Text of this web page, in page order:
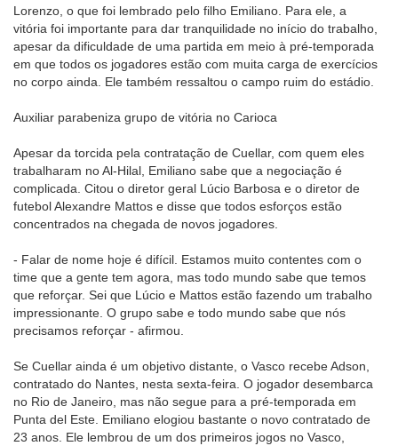
Lorenzo, o que foi lembrado pelo filho Emiliano. Para ele, a
vitória foi importante para dar tranquilidade no início do trabalho,
apesar da dificuldade de uma partida em meio à pré-temporada
em que todos os jogadores estão com muita carga de exercícios
no corpo ainda. Ele também ressaltou o campo ruim do estádio.
Auxiliar parabeniza grupo de vitória no Carioca
Apesar da torcida pela contratação de Cuellar, com quem eles
trabalharam no Al-Hilal, Emiliano sabe que a negociação é
complicada. Citou o diretor geral Lúcio Barbosa e o diretor de
futebol Alexandre Mattos e disse que todos esforços estão
concentrados na chegada de novos jogadores.
- Falar de nome hoje é difícil. Estamos muito contentes com o
time que a gente tem agora, mas todo mundo sabe que temos
que reforçar. Sei que Lúcio e Mattos estão fazendo um trabalho
impressionante. O grupo sabe e todo mundo sabe que nós
precisamos reforçar - afirmou.
Se Cuellar ainda é um objetivo distante, o Vasco recebe Adson,
contratado do Nantes, nesta sexta-feira. O jogador desembarca
no Rio de Janeiro, mas não segue para a pré-temporada em
Punta del Este. Emiliano elogiou bastante o novo contratado de
23 anos. Ele lembrou de um dos primeiros jogos no Vasco,